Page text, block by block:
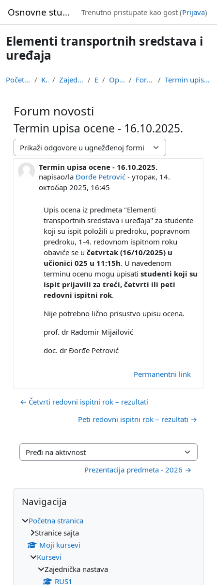
Osnovne studije Trenutno pristupate kao gost (Prijava)
Elementi transportnih sredstava i
uređaja
Početna stranica Kursevi Zajednička nastava ETSU Opšta sekcija Forum novosti Termin upisa ocene - 16.10.2025.
Forum novosti
Termin upisa ocene - 16.10.2025.
Način prikazivanja
Termin upisa ocene - 16.10.2025.
napisao/laĐorđe Petrović -уторак, 14.
октобар 2025, 16:45
Broj odgovora: 0
Upis ocena iz predmeta "Elementi
transportnih sredstava i uređaja" za studente
koji su ispit položili u predroku, popravnom
predroku, 1-4. redovnom ispitnom roku
obaviće se u četvrtak (16/10/2025) u
učionici 025 u 11:15h. U navedenom
terminu ocenu mogu upisati studenti koji su
ispit prijavili za treći, četvrti ili peti
redovni ispitni rok.
Nije potrebno lično prisustvo upisu ocena.
prof. dr Radomir Mijailović
doc. dr Đorđe Petrović
Permanentni link
← Četvrti redovni ispitni rok – rezultati
Peti redovni ispitni rok – rezultati →
Pređi na aktivnost
Prezentacija predmeta - 2026 →
Blokovi
Preskoči Navigacija
Navigacija
Početna stranica
Stranice sajta
Moji kursevi
Kursevi
Zajednička nastava
RUS1